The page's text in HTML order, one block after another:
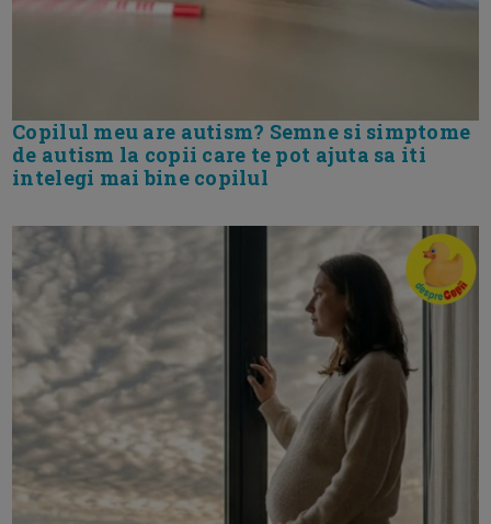
Copilul meu are autism? Semne si simptome
de autism la copii care te pot ajuta sa iti
intelegi mai bine copilul